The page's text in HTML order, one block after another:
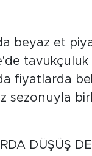
beyaz et
fiyatlarda
sezonuyla
DÜŞÜŞ